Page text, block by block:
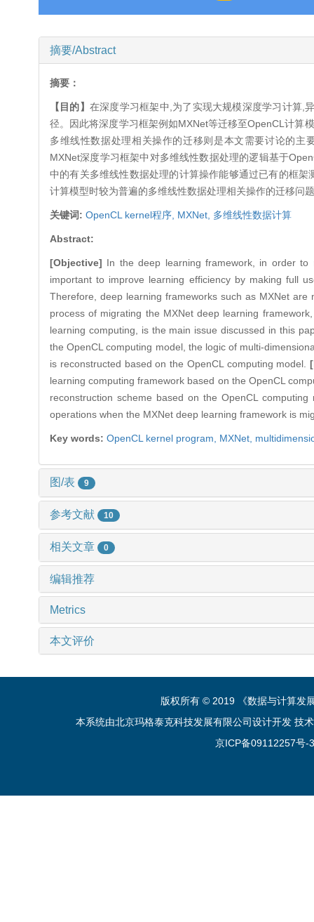
摘要/Abstract
摘要：
【目的】 在深度学习框架中,为了实现大规模深度学习计算,
径。因此将深度学习框架例如MXNet等迁移至OpenCL计算
多维线性数据处理相关操作的迁移则是本文需要讨论的主
MXNet深度学习框架中对多维线性数据处理的逻辑基于
中的有关多维线性数据处理的计算操作能够通过已有的框架
计算模型时较为普遍的多维线性数据处理相关操作的迁移问
关键词: OpenCL kernel程序, MXNet, 多维线性数据计算
Abstract:
[Objective] In the deep learning framework, in order to
important to improve learning efficiency by making full
Therefore, deep learning frameworks such as MXNet
process of migrating the MXNet deep learning
learning computing, is the main issue discussed in this
the OpenCL computing model, the logic of multi-
is reconstructed based on the OpenCL computing model.
learning computing framework based on the OpenCL
reconstruction scheme based on the OpenCL
operations when the MXNet deep learning framework is
Key words: OpenCL kernel program, MXNet,
图/表 9
参考文献 10
相关文章 0
编辑推荐
Metrics
本文评价
版权所有 © 2019 《数据与计算发
本系统由北京玛格泰克科技发展有限公司设计开发 技
京ICP备09112257号-